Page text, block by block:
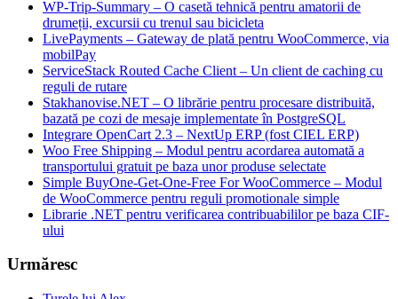
WP-Trip-Summary – O casetă tehnică pentru amatorii de
drumeții, excursii cu trenul sau bicicleta
LivePayments – Gateway de plată pentru WooCommerce, via
mobilPay
ServiceStack Routed Cache Client – Un client de caching cu
reguli de rutare
Stakhanovise.NET – O librărie pentru procesare distribuită,
bazată pe cozi de mesaje implementate în PostgreSQL
Integrare OpenCart 2.3 – NextUp ERP (fost CIEL ERP)
Woo Free Shipping – Modul pentru acordarea automată a
transportului gratuit pe baza unor produse selectate
Simple BuyOne-Get-One-Free For WooCommerce – Modul
de WooCommerce pentru reguli promotionale simple
Librarie .NET pentru verificarea contribuabililor pe baza CIF-
ului
Urmăresc